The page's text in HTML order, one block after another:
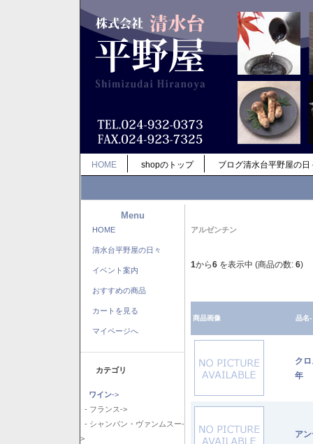
HOME shopのトップ ブログ清水台平野屋の日
Menu
HOME
清水台平野屋の日々
イベント案内
おすすめの商品
カートを見る
マイページへ
カテゴリ
ワイン->
- フランス->
- シャンパン・ヴァンムスー-
>
アルゼンチン
1から6 を表示中 (商品の数: 6)
商品画像 品名-
ク
年
ア